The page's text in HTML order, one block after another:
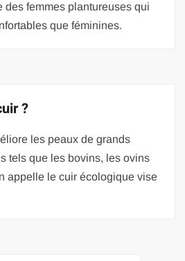
des femmes plantureuses qui
que féminines.
?
les peaux de grands
tels que les bovins, les ovins
appelle le cuir écologique vise